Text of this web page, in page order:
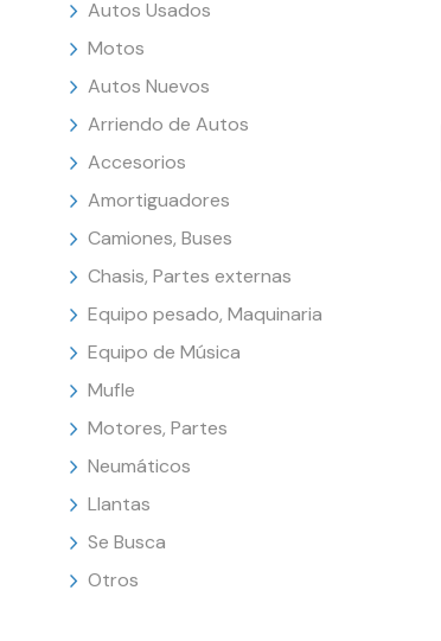
Autos Usados
Motos
Autos Nuevos
Arriendo de Autos
Accesorios
Amortiguadores
Camiones, Buses
Chasis, Partes externas
Equipo pesado, Maquinaria
Equipo de Música
Mufle
Motores, Partes
Neumáticos
Llantas
Se Busca
Otros